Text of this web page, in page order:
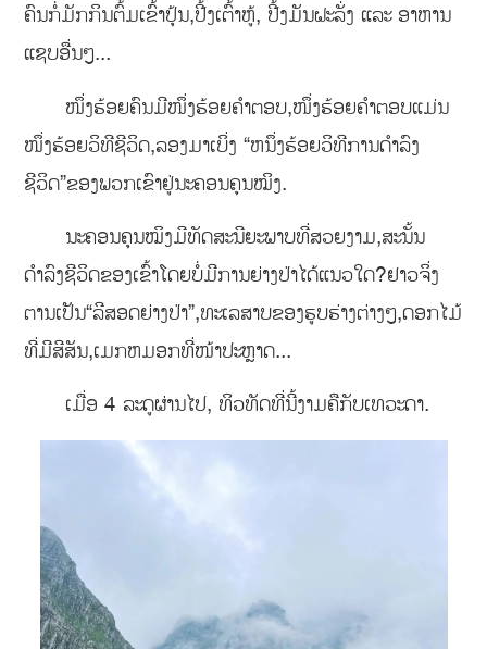
ຄົນກໍ່ມັກກິນຕົ້ມເຂົ້າປຸ້ນ,ປີ້ງເຕົ້າຫູ້, ປີ້ງມັນຝະລັ່ງ ແລະ ອາຫານ
ແຊບອື່ນໆ...
ໜຶ່ງຮ້ອຍຄົນມີໜຶ່ງຮ້ອຍຄຳຕອບ,ໜຶ່ງຮ້ອຍຄຳຕອບແມ່ນ
ໜຶ່ງຮ້ອຍວິທີຊີວິດ,ລອງມາເບິ່ງ “ຫນຶ່ງຮ້ອຍວິທີການດໍາລົງ
ຊີວິດ”ຂອງພວກເຂົາຢູ່ນະຄອນຄຸນໝິງ.
ນະຄອນຄຸນໝິງມີທັດສະນີຍະພາບທີ່ສວຍງາມ,ສະນັ້ນ
ດຳລົງຊີວິດຂອງເຂົ້າໂດຍບໍ່ມີການຍ່າງປ່າໄດ້ແນວໃດ?ຢາວຈິ່ງ
ຕານເປັນ“ລີສອດຍ່າງປ່າ”,ທະເລສາບຂອງຮູບຮ່າງຕ່າງໆ,ດອກໄມ້
ທີ່ມີສີສັນ,ເມກຫມອກທີ່ໜ້າປະຫຼາດ...
ເມື່ອ 4 ລະດູຜ່ານໄປ, ທິວທັດທີ່ນີ້ງາມຄືກັບເທວະດາ.